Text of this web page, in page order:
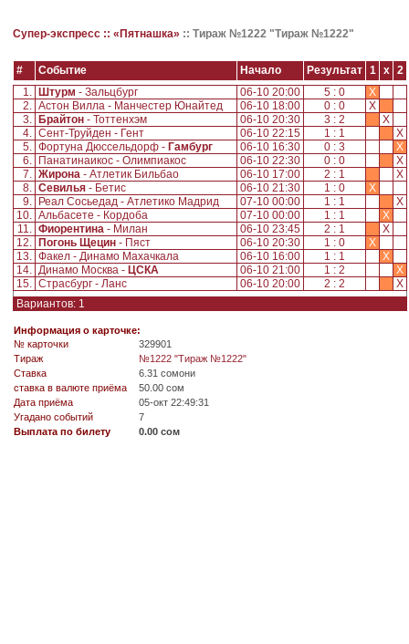
Супер-экспресс :: «Пятнашка» :: Тираж №1222 "Тираж №1222"
# Событие Начало Результат 1 x
2
1.
Штурм - Зальцбург 06-10 20:00 5 : 0
X
2. Астон Вилла - Манчестер Юнайтед 06-10 18:00 0 : 0
X
3.
Брайтон - Тоттенхэм 06-10 20:30 3 : 2
X
4. Сент-Труйден - Гент 06-10 22:15 1 : 1
X
5. Фортуна Дюссельдорф - Гамбург 06-10 16:30 0 : 3
X
6.
Панатинаикос - Олимпиакос 06-10 22:30 0 : 0
X
7. Жирона - Атлетик Бильбао 06-10 17:00 2 : 1
X
8. Севилья - Бетис 06-10 21:30 1 : 0
X
9.
Реал Сосьедад - Атлетико Мадрид 07-10 00:00 1 : 1
X
10. Альбасете - Кордоба 07-10 00:00 1 : 1
X
11. Фиорентина - Милан 06-10 23:45 2 : 1
X
12.
Погонь Щецин - Пяст 06-10 20:30 1 : 0
X
13. Факел - Динамо Махачкала 06-10 16:00 1 : 1
X
14. Динамо Москва - ЦСКА 06-10 21:00 1 : 2
X
15. Страсбург - Ланс 06-10 20:00 2 : 2
X
Вариантов: 1
Информация о карточке:
№ карточки
329901
Tираж
№1222 "Тираж №1222"
Ставка
6.31 сомони
ставка в валюте приёма
50.00 сом
Дата приёма
05-окт 22:49:31
Угадано событий
7
Выплата по билету
0.00 сом